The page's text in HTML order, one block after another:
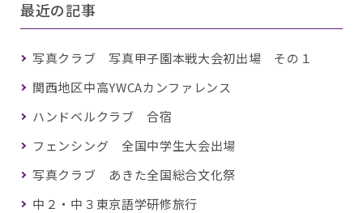
最近の記事
写真クラブ 写真甲子園本戦大会初出場 その１
関西地区中高YWCAカンファレンス
ハンドベルクラブ 合宿
フェンシング 全国中学生大会出場
写真クラブ あきた全国総合文化祭
中２・中３東京語学研修旅行